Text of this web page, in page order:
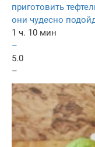
приготовить
они чудесно
1 ч. 10 мин
–
5.0
–